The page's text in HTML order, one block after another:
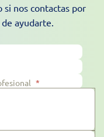
si nos contactas por
ayudarte.
*